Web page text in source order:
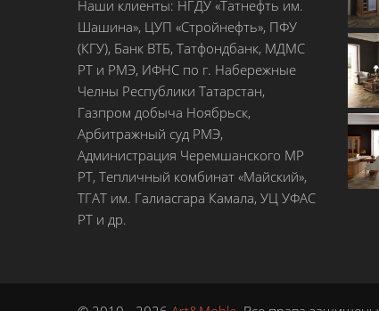
Наши клиенты: НГДУ «Татнефть им.
Шашина», ЦУП «Стройнефть», ПФУ
(КГУ), Банк ВТБ, Татфондбанк, МДМС
РТ и РМЭ, ИФНС по г. Набережные
Челны Республики Татарстан,
Газпром добыча Ноябрьск,
Арбитражный суд РМЭ,
Администрация Черемшанского МР
РТ, Тепличный комбинат «Майский»,
ТГАТ им. Галиасгара Камала, УЦ УФАС
РТ и др.